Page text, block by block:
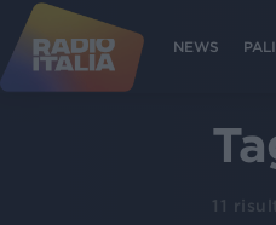
NEWS
11